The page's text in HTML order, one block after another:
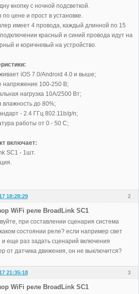
кнопку с ночной подсветкой.
по цене и прост в установке.
имеет 4 провода, каждый длинной по 15
красный и синий провода идут на
и коричневый на устройство.
iOS 7.0/Android 4.0 и выше;
напряжение 100-250 В;
нагрузка 10A/2500 Вт;
влажность до 80%;
- 2.4 ГГц 802.11b/g/n;
работы от 0 - 50 C;
включает:
SC1 - 1шт.
2
18:28:29
WiFi реле BroadLink SC1
при составлении сценария система
состоянии реле? если например свет
и еще раз задать сценарий включения
от датчика движения, он не выключится?
3
21:35:18
WiFi реле BroadLink SC1